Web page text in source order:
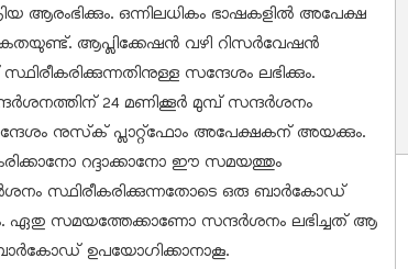
ആരംഭിക്കും. ഒന്നിലധികം ഭാഷകളിൽ അപേക്ഷ
ആപ്ലിക്കേഷൻ വഴി റിസർവേഷൻ
സന്ദേശം ലഭിക്കും.
24 മണിക്കൂർ മുമ്പ് സന്ദർശനം
നുസ്‌ക് പ്ലാറ്റ്‌ഫോം അപേക്ഷകന് അയക്കും.
റദ്ദാക്കാനോ ഈ സമയത്തും
സ്ഥിരീകരിക്കുന്നതോടെ ഒരു ബാർകോഡ്
ഏതു സമയത്തേക്കാണോ സന്ദർശനം ലഭിച്ചത് ആ
ഉപയോഗിക്കാനാകൂ.